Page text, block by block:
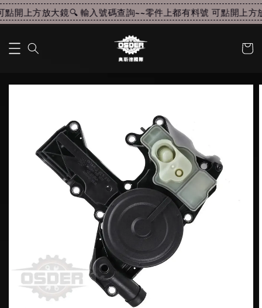
開上方放大鏡🔍 輸入號碼查詢~~零件上都有料號 可點開上方